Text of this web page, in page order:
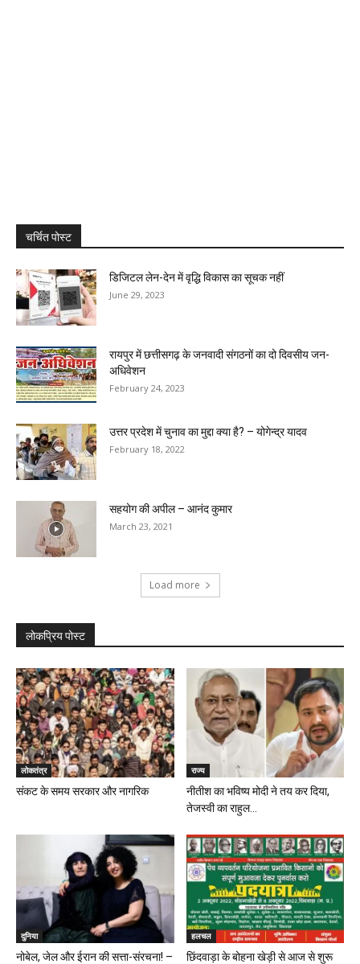
चर्चित पोस्ट
डिजिटल लेन-देन में वृद्धि विकास का सूचक नहीं
June 29, 2023
रायपुर में छत्तीसगढ़ के जनवादी संगठनों का दो दिवसीय जन-
अधिवेशन
February 24, 2023
उत्तर प्रदेश में चुनाव का मुद्दा क्या है? – योगेन्द्र यादव
February 18, 2022
सहयोग की अपील – आनंद कुमार
March 23, 2021
Load more
लोकप्रिय पोस्ट
लोकतंत्र
संकट के समय सरकार और नागरिक
राज्य
नीतीश का भविष्य मोदी ने तय कर दिया,
तेजस्वी का राहुल...
दुनिया
नोबेल, जेल और ईरान की सत्ता-संरचना! –
हलचल
छिंदवाड़ा के बोहना खेड़ी से आज से शुरू